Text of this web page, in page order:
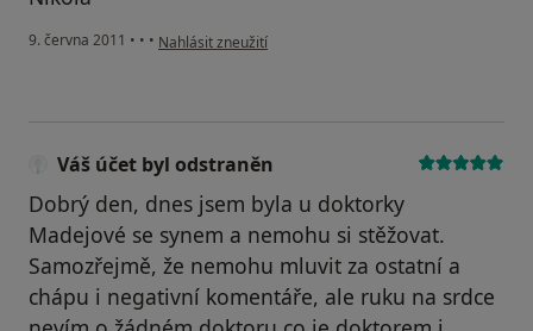
9. června 2011 • • • podle názoru uživatele Váš účet byl odstraněn
Nahlásit zneužití
Váš účet byl odstraněn
Dobrý den, dnes jsem byla u doktorky
Madejové se synem a nemohu si stěžovat.
Samozřejmě, že nemohu mluvit za ostatní a
chápu i negativní komentáře, ale ruku na srdce